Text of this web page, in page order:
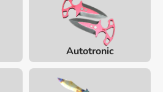
Autotronic